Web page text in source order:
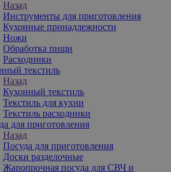
Назад
Инструменты для приготовления
Кухонные принадлежности
Ножи
Обработка пищи
Расходники
текстиль
Назад
Кухонный текстиль
Текстиль для кухни
Текстиль расходники
для приготовления
Назад
Посуда для приготовления
Доски разделочные
Жаропрочная посуда для СВЧ и